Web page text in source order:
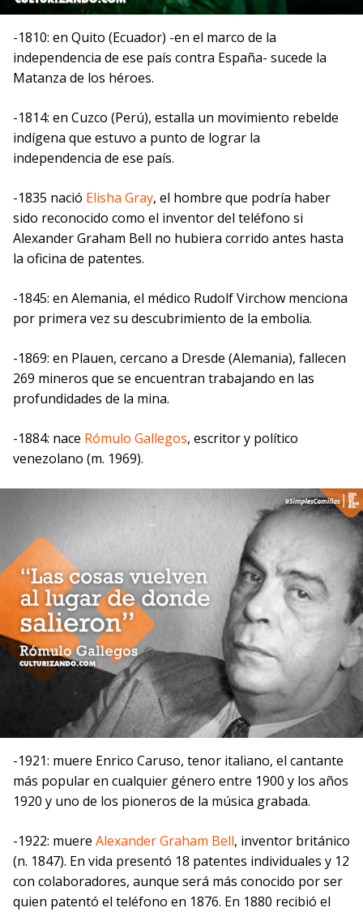
-1810: en Quito (Ecuador) -en el marco de la
independencia de ese país contra España- sucede la
Matanza de los héroes.
-1814: en Cuzco (Perú), estalla un movimiento rebelde
indígena que estuvo a punto de lograr la
independencia de ese país.
-1835 nació Elisha Gray, el hombre que podría haber
sido reconocido como el inventor del teléfono si
Alexander Graham Bell no hubiera corrido antes hasta
la oficina de patentes.
-1845: en Alemania, el médico Rudolf Virchow menciona
por primera vez su descubrimiento de la embolia.
-1869: en Plauen, cercano a Dresde (Alemania), fallecen
269 mineros que se encuentran trabajando en las
profundidades de la mina.
-1884: nace Rómulo Gallegos, escritor y político
venezolano (m. 1969).
-1921: muere Enrico Caruso, tenor italiano, el cantante
más popular en cualquier género entre 1900 y los años
1920 y uno de los pioneros de la música grabada.
-1922: muere Alexander Graham Bell, inventor británico
(n. 1847). En vida presentó 18 patentes individuales y 12
con colaboradores, aunque será más conocido por ser
quien patentó el teléfono en 1876. En 1880 recibió el